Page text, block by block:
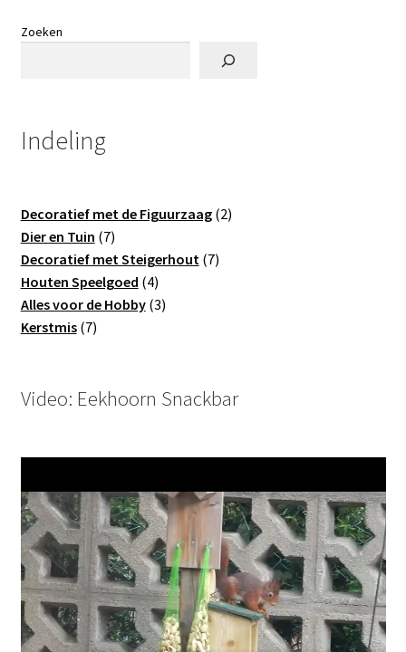
Zoeken
Indeling
Decoratief met de Figuurzaag 22
Dier en Tuin 77
producten
Decoratief met Steigerhout 77
Houten Speelgoed 44
producten
Alles voor de Hobby 33
Kerstmis 77
Video: Eekhoorn Snackbar